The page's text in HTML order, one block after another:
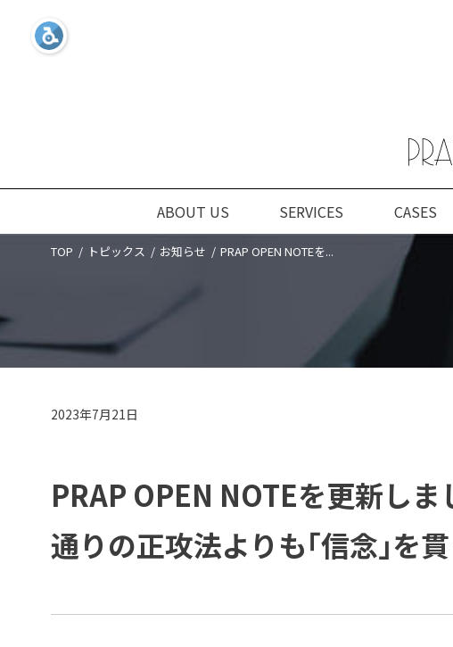
ABOUT US SERVICES CASES
TOP トピックス お知らせ PRAP OPEN NOTEを...
2023年7月21日
PRAP OPEN NOTEを更新し
通りの正攻法よりも「信念」を